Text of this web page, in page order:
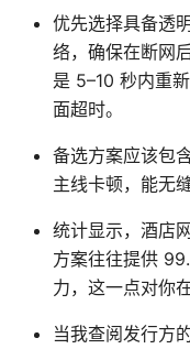
优先选择具备透
络，确保在断网
是 5–10 秒内重
面超时。
备选方案应该包
主线卡顿，能无
统计显示，酒店
方案往往提供
力，这一点对你
当我查阅发行方